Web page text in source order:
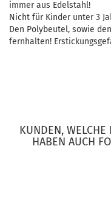
immer aus Edelstahl!
Nicht für Kinder unter 3
Den Polybeutel, sowie
fernhalten!
KUNDEN, WELCHE
HABEN AUCH